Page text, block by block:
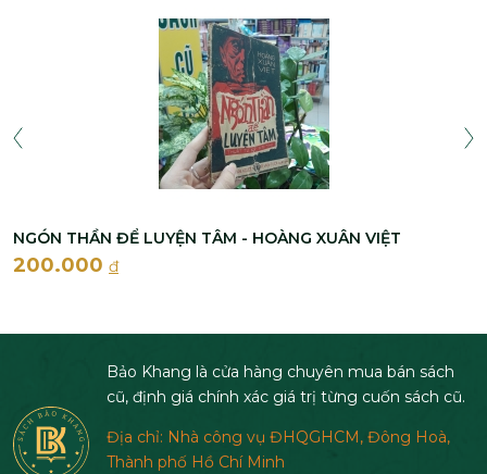
NGÓN THẦN ĐỂ LUYỆN TÂM - HOÀNG XUÂN VIỆT
200.000 đ
Bảo Khang là cửa hàng chuyên mua bán sách
cũ, định giá chính xác giá trị từng cuốn sách cũ.
Địa chỉ: Nhà công vụ ĐHQGHCM, Đông Hoà,
Thành phố Hồ Chí Minh